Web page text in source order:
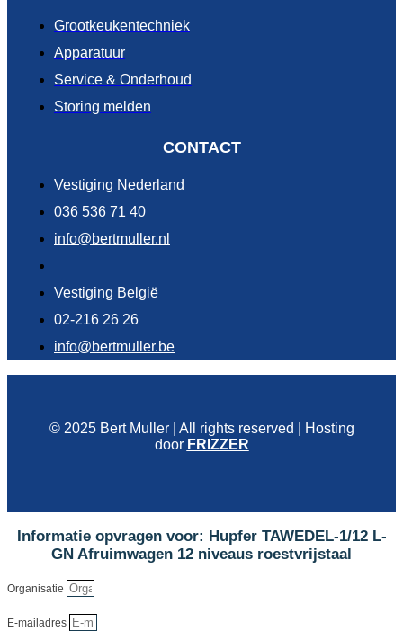
Grootkeukentechniek
Apparatuur
Service & Onderhoud
Storing melden
CONTACT
Vestiging Nederland
036 536 71 40
info@bertmuller.nl
Vestiging België
02-216 26 26
info@bertmuller.be
© 2025 Bert Muller | All rights reserved | Hosting
door FRIZZER
Informatie opvragen voor: Hupfer TAWEDEL-1/12 L-
GN Afruimwagen 12 niveaus roestvrijstaal
Organisatie
E-mailadres